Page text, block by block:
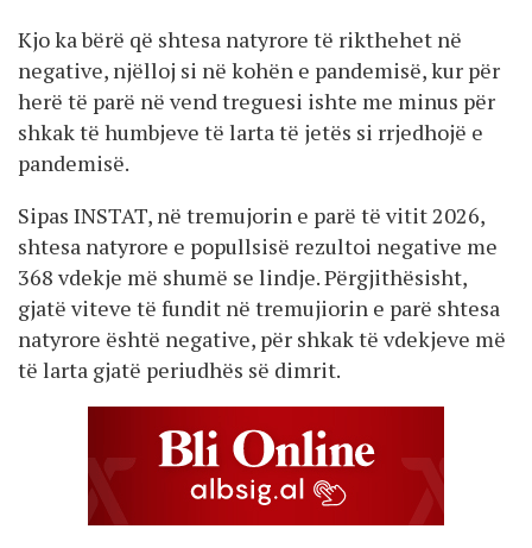
Kjo ka bërë që shtesa natyrore të rikthehet në
negative, njëlloj si në kohën e pandemisë, kur për
herë të parë në vend treguesi ishte me minus për
shkak të humbjeve të larta të jetës si rrjedhojë e
pandemisë.
Sipas INSTAT, në tremujorin e parë të vitit 2026,
shtesa natyrore e popullsisë rezultoi negative me
368 vdekje më shumë se lindje. Përgjithësisht,
gjatë viteve të fundit në tremujiorin e parë shtesa
natyrore është negative, për shkak të vdekjeve më
të larta gjatë periudhës së dimrit.